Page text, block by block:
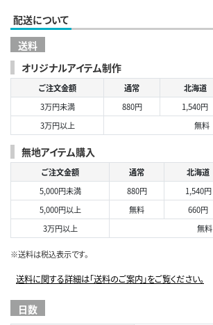
配送について
送料
オリジナルアイテム制作
ご注文金額 通常 北海道
3万円未満
880円 1,540円
3万円以上
無料
無地アイテム購入
ご注文金額 通常 北海道
5,000円未満
880円 1,540円
5,000円以上
無料 660円
3万円以上
無料
※送料は税込表示です。
送料に関する詳細は「送料のご案内」をご覧ください。
日数